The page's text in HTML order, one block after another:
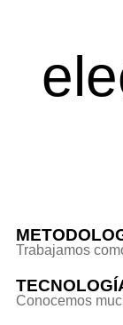
Trabajamos
Conocemos